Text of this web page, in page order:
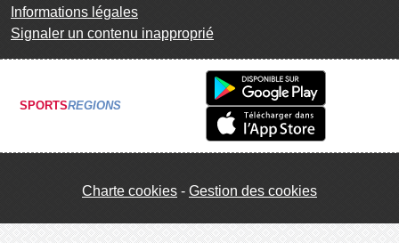
Informations légales
Signaler un contenu inapproprié
SPORTSREGIONS
Charte cookies Gestion des cookies